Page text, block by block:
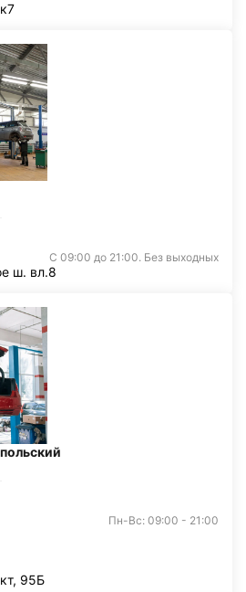
С 09:00 до 21:00. Без выходных
ш. вл.8
Пн-Вс: 09:00 - 21:00
95Б